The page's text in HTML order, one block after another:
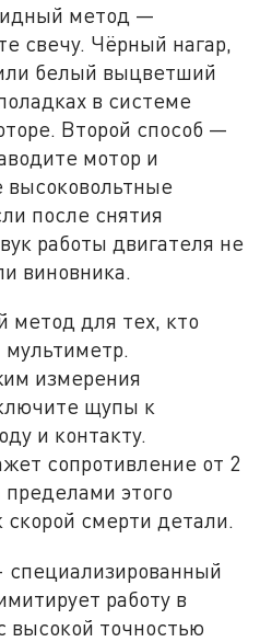
метод —
свечу. Чёрный нагар,
белый выцветший
в системе
Второй способ —
мотор и
высоковольтные
после снятия
работы двигателя не
виновника.
метод для тех, кто
измерения
щупы к
и контакту.
сопротивление от 2
этого
смерти детали.
работу в
высокой точностью